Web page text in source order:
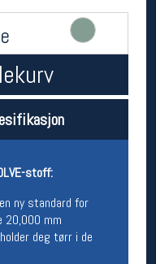
stoff:
ny standard for
20,000 mm
deg tørr i de
16